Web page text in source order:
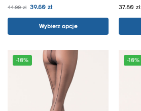
44.00zł 39.60 zł
Wybierz opcje
37.80 zł
-10% -10%